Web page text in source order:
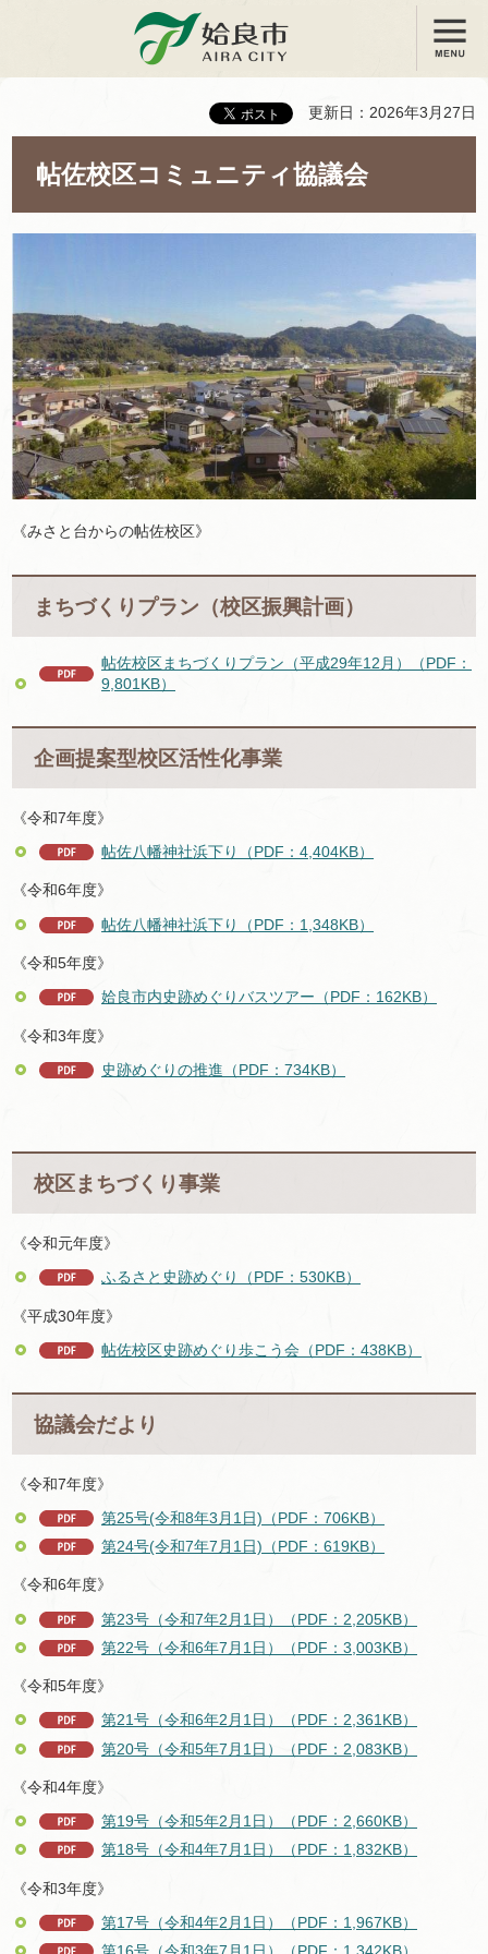
姶良市 メニュー
更新日：2026年3月27日
帖佐校区コミュニティ協議会
《みさと台からの帖佐校区》
まちづくりプラン（校区振興計画）
帖佐校区まちづくりプラン（平成29年12月）（PDF：
9,801KB）
企画提案型校区活性化事業
《令和7年度》
帖佐八幡神社浜下り（PDF：4,404KB）
《令和6年度》
帖佐八幡神社浜下り（PDF：1,348KB）
《令和5年度》
姶良市内史跡めぐりバスツアー（PDF：162KB）
《令和3年度》
史跡めぐりの推進（PDF：734KB）
校区まちづくり事業
《令和元年度》
ふるさと史跡めぐり（PDF：530KB）
《平成30年度》
帖佐校区史跡めぐり歩こう会（PDF：438KB）
協議会だより
《令和7年度》
第25号(令和8年3月1日)（PDF：706KB）
第24号(令和7年7月1日)（PDF：619KB）
《令和6年度》
第23号（令和7年2月1日）（PDF：2,205KB）
第22号（令和6年7月1日）（PDF：3,003KB）
《令和5年度》
第21号（令和6年2月1日）（PDF：2,361KB）
第20号（令和5年7月1日）（PDF：2,083KB）
《令和4年度》
第19号（令和5年2月1日）（PDF：2,660KB）
第18号（令和4年7月1日）（PDF：1,832KB）
《令和3年度》
第17号（令和4年2月1日）（PDF：1,967KB）